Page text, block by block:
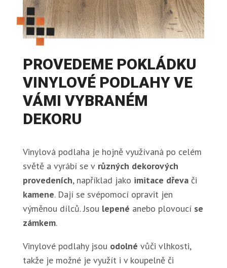
PROVEDEME POKLÁDKU
VINYLOVÉ PODLAHY VE
VÁMI VYBRANÉM
DEKORU
Vinylová podlaha je hojně využívaná po celém
světě a vyrábí se vrůzných dekorových
provedeních, například jako imitace dřevači
kamene. Dají se svépomocí opravit jen
výměnou dílců. Jsou lepené anebo plovoucí se
zámkem.
Vinylové podlahy jsou odolné vůči vlhkosti,
takže je možné je využít i v koupelně či